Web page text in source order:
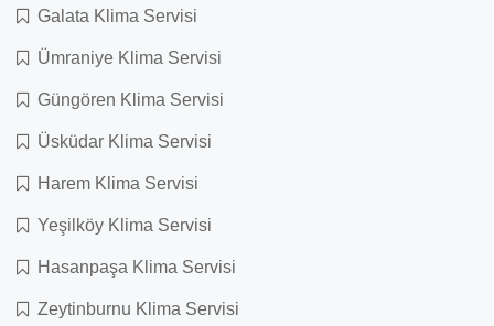
Galata Klima Servisi
Ümraniye Klima Servisi
Güngören Klima Servisi
Üsküdar Klima Servisi
Harem Klima Servisi
Yeşilköy Klima Servisi
Hasanpaşa Klima Servisi
Zeytinburnu Klima Servisi